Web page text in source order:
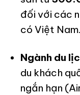
đối với các
có Việt Nam.
Ngành du
du khách
ngắn hạn